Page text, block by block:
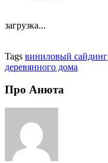
загрузка...
Tags виниловый сайдинг
деревянного дома
Про Анюта